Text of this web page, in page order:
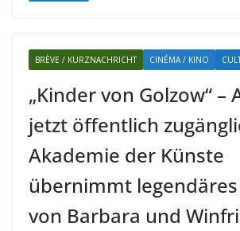
BRÈVE / KURZNACHRICHT CINÉMA / KINO
„Kinder von Golzow“ –
jetzt öffentlich
Akademie der Künste
übernimmt
von Barbara und